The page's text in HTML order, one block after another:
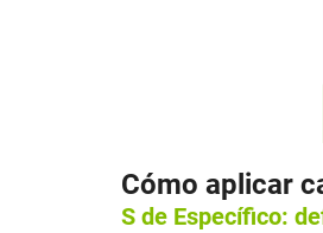
Cómo aplicar
S de Específico: